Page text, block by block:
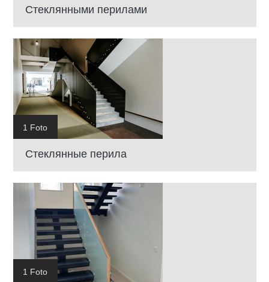
Cтеклянными перилами
1 Foto
Cтеклянные перила
1 Foto